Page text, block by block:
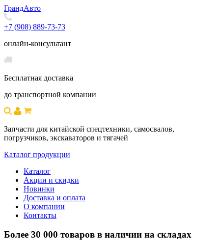
ГрандАвто
+7 (908) 889-73-73
онлайн-консультант
Бесплатная доставка
до транспортной компании
Запчасти для китайской спецтехники, самосвалов,
погрузчиков, экскаваторов и тягачей
Каталог продукции
Каталог
Акции и скидки
Новинки
Доставка и оплата
О компании
Контакты
Более 30 000 товаров в наличии на складах